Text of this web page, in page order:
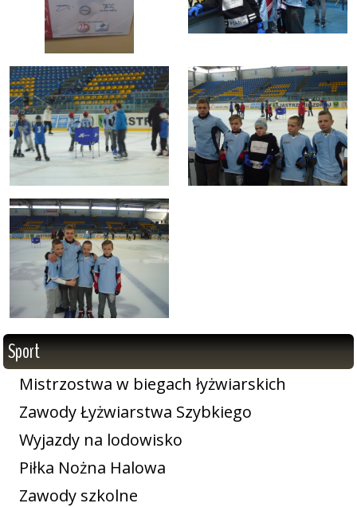
Sport
Mistrzostwa w biegach łyżwiarskich
Zawody Łyżwiarstwa Szybkiego
Wyjazdy na lodowisko
Piłka Nożna Halowa
Zawody szkolne